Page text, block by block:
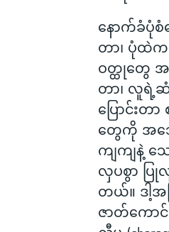
နောက်ခံပုံစံ
တာ၊ ပုံထဲ
ဝတ္ထုတွေ အ
တာ၊ လူရဲ့
ပြောင်းတ
တွေကို အသ
ကျကျနဲ့
လှပစွာ ပြု
တယ်။ ဒါ့အ
ဇာတ်ကေ